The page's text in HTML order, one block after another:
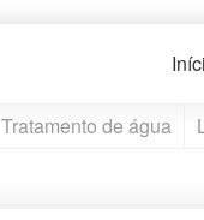
Tratamento de água